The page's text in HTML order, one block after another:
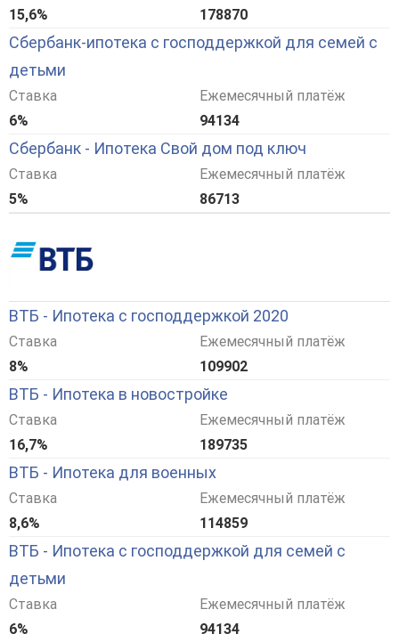
15,6%
178870
Сбербанк-ипотека с господдержкой для семей с
детьми
Ставка
6%
Ежемесячный платёж
94134
Сбербанк - Ипотека Свой дом под ключ
Ставка
5%
Ежемесячный платёж
86713
ВТБ - Ипотека с господдержкой 2020
Ставка
8%
Ежемесячный платёж
109902
ВТБ - Ипотека в новостройке
Ставка
16,7%
Ежемесячный платёж
189735
ВТБ - Ипотека для военных
Ставка
8,6%
Ежемесячный платёж
114859
ВТБ - Ипотека с господдержкой для семей с
детьми
Ставка
6%
Ежемесячный платёж
94134